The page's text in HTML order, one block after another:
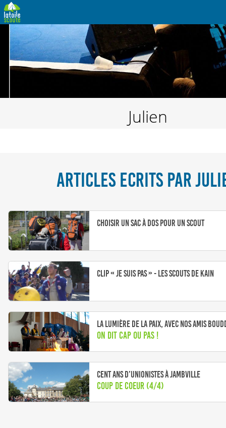
Julien
ARTICLES ECRITS PAR
Choisir un sac à dos pour un scout
Clip « Je suis pas » - Les Scouts de Kain
La Lumière de la Paix, avec nos amis
On dit cap ou pas !
Cent ans d’Unionistes à Jambville
Coup de Coeur (4/4)